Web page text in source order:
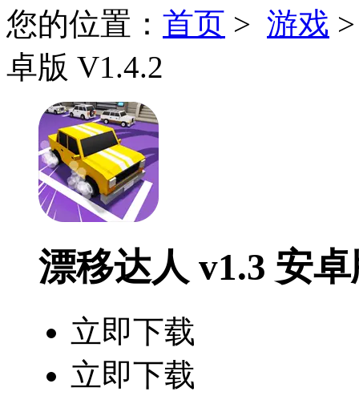
您的位置： 首页 > 游戏
卓版 V1.4.2
漂移达人 v1.3 安
立即下载
立即下载